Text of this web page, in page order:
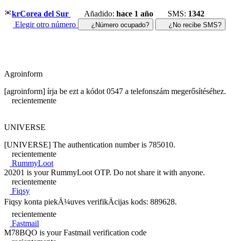
krCorea del Sur Añadido: hace 1 año SMS: 1342
Elegir otro número
¿Número ocupado? ¿No recibe SMS?
Agroinform
[agroinform] írja be ezt a kódot 0547 a telefonszám megerősítéséhez.
recientemente
UNIVERSE
[UNIVERSE] The authentication number is 785010.
recientemente
RummyLoot
20201 is your RummyLoot OTP. Do not share it with anyone.
recientemente
Fiqsy
Fiqsy konta piekÄ¼uves verifikÄcijas kods: 889628.
recientemente
Fastmail
M78BQO is your Fastmail verification code